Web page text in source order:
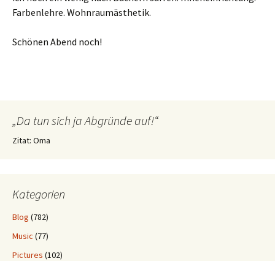
Farbenlehre. Wohnraumästhetik.
Schönen Abend noch!
„Da tun sich ja Abgründe auf!“
Zitat: Oma
Kategorien
Blog (782)
Music (77)
Pictures (102)